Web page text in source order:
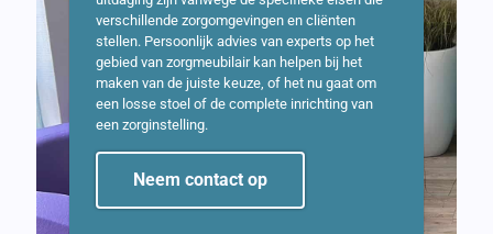
verschillende zorgomgevingen en cliënten
stellen. Persoonlijk advies van experts op het
gebied van zorgmeubilair kan helpen bij het
maken van de juiste keuze, of het nu gaat om
een losse stoel of de complete inrichting van
een zorginstelling.
Neem contact op